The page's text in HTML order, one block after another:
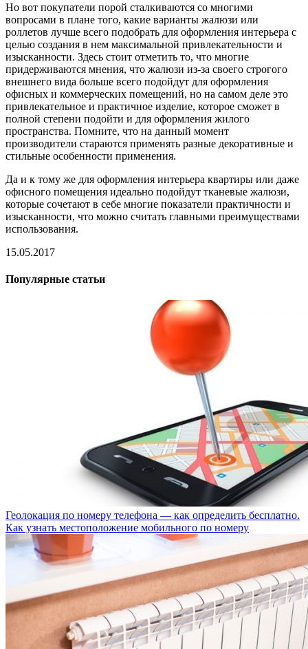
Но вот покупатели порой сталкиваются со многими
вопросами в плане того, какие варианты жалюзи или
роллетов лучше всего подобрать для оформления интерьера с
целью создания в нем максимальной привлекательности и
изысканности. Здесь стоит отметить то, что многие
придерживаются мнения, что жалюзи из-за своего строгого
внешнего вида больше всего подойдут для оформления
офисных и коммерческих помещений, но на самом деле это
привлекательное и практичное изделие, которое сможет в
полной степени подойти и для оформления жилого
пространства. Помните, что на данный момент
производители стараются применять разные декоративные и
стильные особенности применения.
Да и к тому же для оформления интерьера квартиры или даже
офисного помещения идеально подойдут тканевые жалюзи,
которые сочетают в себе многие показатели практичности и
изысканности, что можно считать главными преимуществами
использования.
15.05.2017
Популярные статьи
Геолокация по номеру телефона — как определить бесплатно.
Как узнать местоположение мобильного по номеру